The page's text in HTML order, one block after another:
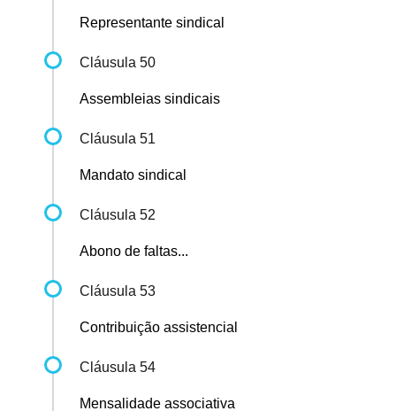
Representante sindical
Cláusula 50
Assembleias sindicais
Cláusula 51
Mandato sindical
Cláusula 52
Abono de faltas...
Cláusula 53
Contribuição assistencial
Cláusula 54
Mensalidade associativa